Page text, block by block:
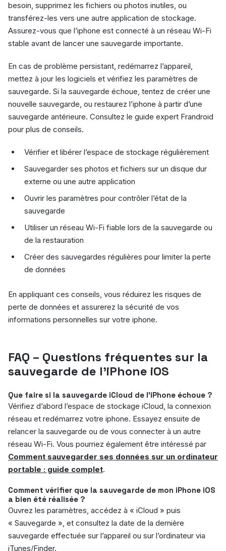
besoin, supprimez les fichiers ou photos inutiles, ou
transférez-les vers une autre application de stockage.
Assurez-vous que l’iphone est connecté à un réseau Wi-Fi
stable avant de lancer une sauvegarde importante.
En cas de problème persistant, redémarrez l’appareil,
mettez à jour les logiciels et vérifiez les paramètres de
sauvegarde. Si la sauvegarde échoue, tentez de créer une
nouvelle sauvegarde, ou restaurez l’iphone à partir d’une
sauvegarde antérieure. Consultez le guide expert Frandroid
pour plus de conseils.
Vérifier et libérer l’espace de stockage régulièrement
Sauvegarder ses photos et fichiers sur un disque dur
externe ou une autre application
Ouvrir les paramètres pour contrôler l’état de la
sauvegarde
Utiliser un réseau Wi-Fi fiable lors de la sauvegarde ou
de la restauration
Créer des sauvegardes régulières pour limiter la perte
de données
En appliquant ces conseils, vous réduirez les risques de
perte de données et assurerez la sécurité de vos
informations personnelles sur votre iphone.
FAQ – Questions fréquentes sur la
sauvegarde de l’iPhone iOS
Que faire si la sauvegarde iCloud de l’iPhone échoue ?
Vérifiez d’abord l’espace de stockage iCloud, la connexion
réseau et redémarrez votre iphone. Essayez ensuite de
relancer la sauvegarde ou de vous connecter à un autre
réseau Wi-Fi. Vous pourriez également être intéressé par
Comment sauvegarder ses données sur un ordinateur
portable : guide complet.
Comment vérifier que la sauvegarde de mon iPhone iOS
a bien été réalisée ?
Ouvrez les paramètres, accédez à « iCloud » puis
« Sauvegarde », et consultez la date de la dernière
sauvegarde effectuée sur l’appareil ou sur l’ordinateur via
iTunes/Finder.